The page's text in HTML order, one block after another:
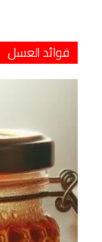
فوائد العسل